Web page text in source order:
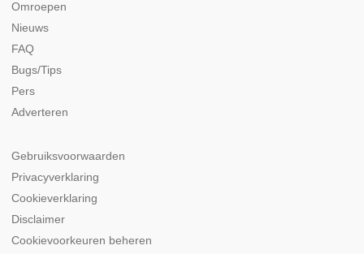
Omroepen
Nieuws
FAQ
Bugs/Tips
Pers
Adverteren
Gebruiksvoorwaarden
Privacyverklaring
Cookieverklaring
Disclaimer
Cookievoorkeuren beheren